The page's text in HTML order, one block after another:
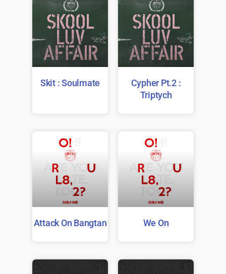
Skit : Soulmate
Cypher Pt.2 :
Triptych
Attack On Bangtan We On